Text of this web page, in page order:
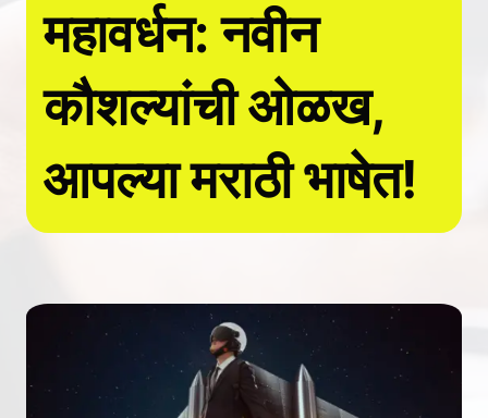
महावर्धन: नवीन
कौशल्यांची ओळख,
आपल्या मराठी भाषेत!